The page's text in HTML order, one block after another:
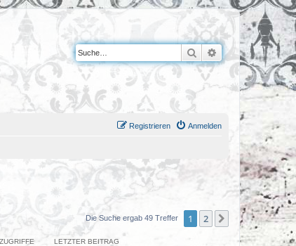
Suche Erweiterte Suche
Anmelden
Registrieren
Die Suche ergab 49 Treffer 1 2 Nächste
ZUGRIFFE LETZTER BEITRAG